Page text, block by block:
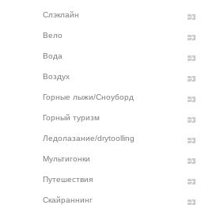
Слэклайн
Вело
Вода
Воздух
Горные лыжи/Сноуборд
Горный туризм
Ледолазание/drytoolling
Мультигонки
Путешествия
Скайраннинг